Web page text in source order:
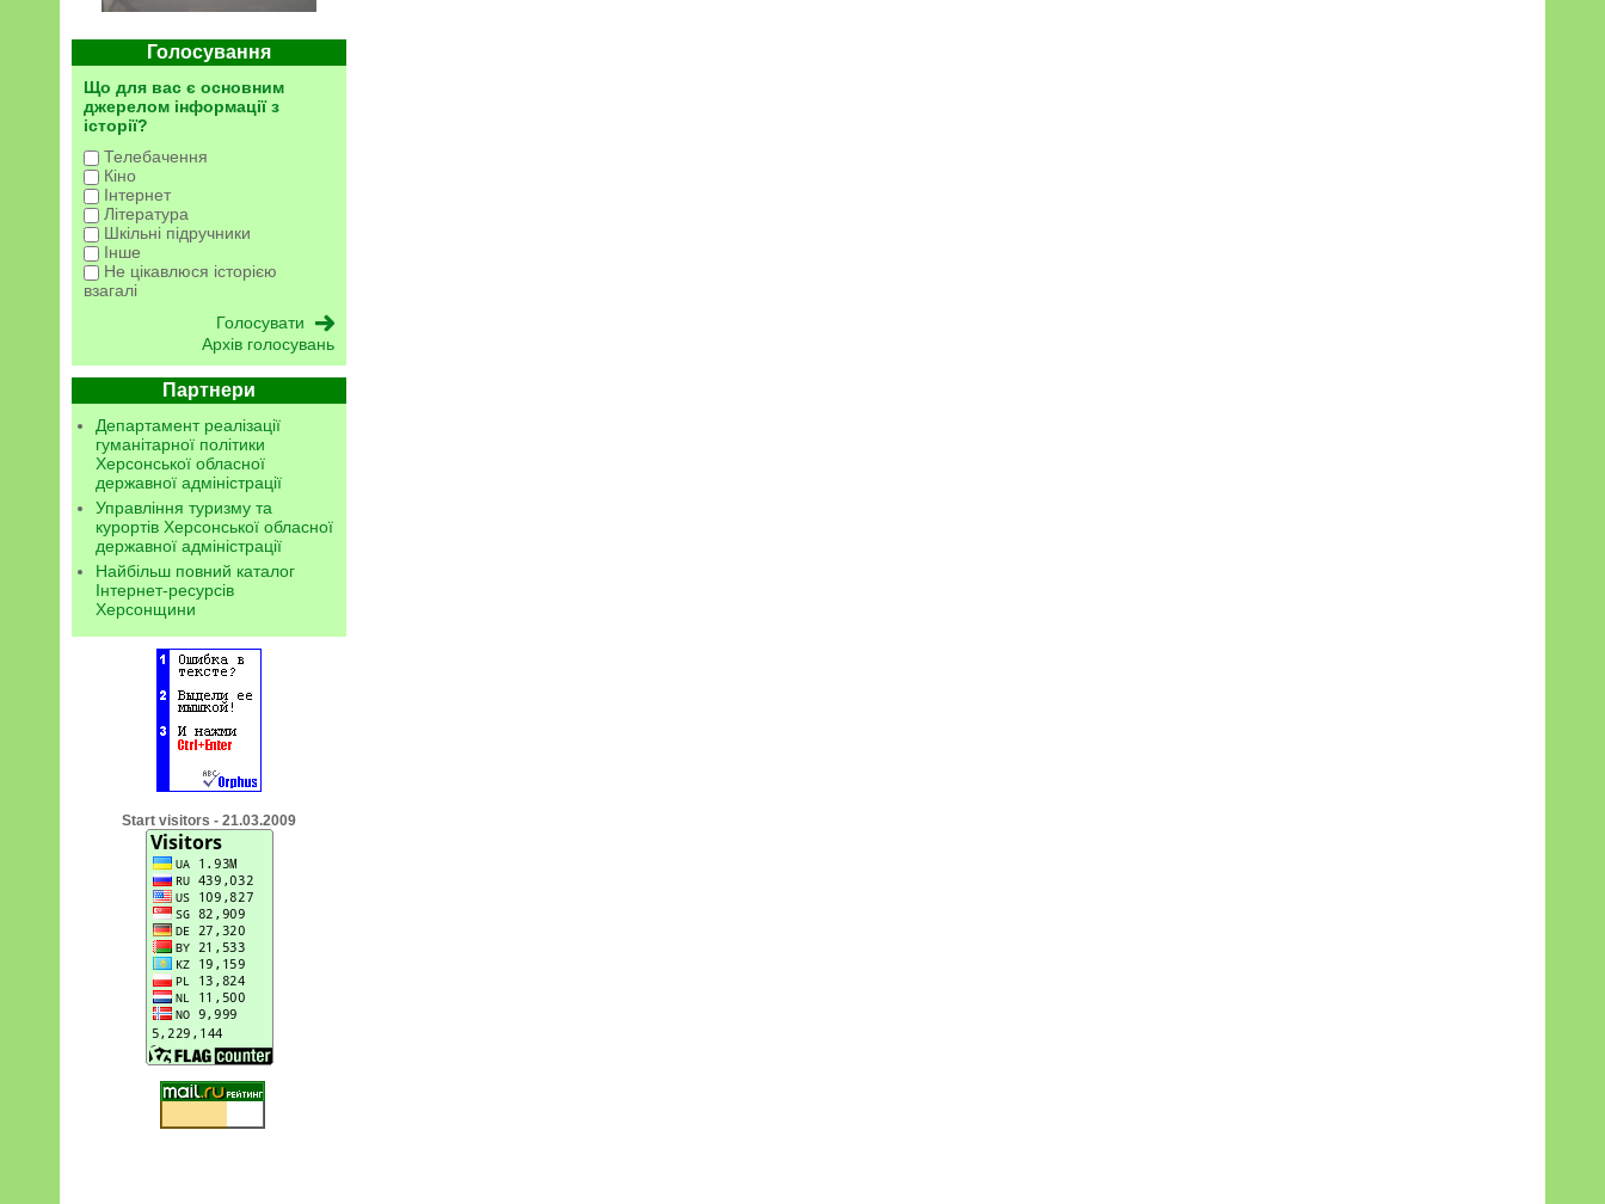
Голосування
Що для вас є основним
джерелом інформації з
історії?
Телебачення
Кіно
Інтернет
Література
Шкільні підручники
Інше
Не цікавлюся історією
взагалі
Архів голосувань
Партнери
Департамент реалізації
гуманітарної політики
Херсонської обласної
державної адміністрації
Управління туризму та
курортів Херсонської обласної
державної адміністрації
Найбільш повний каталог
Інтернет-ресурсів
Херсонщини
Start visitors - 21.03.2009